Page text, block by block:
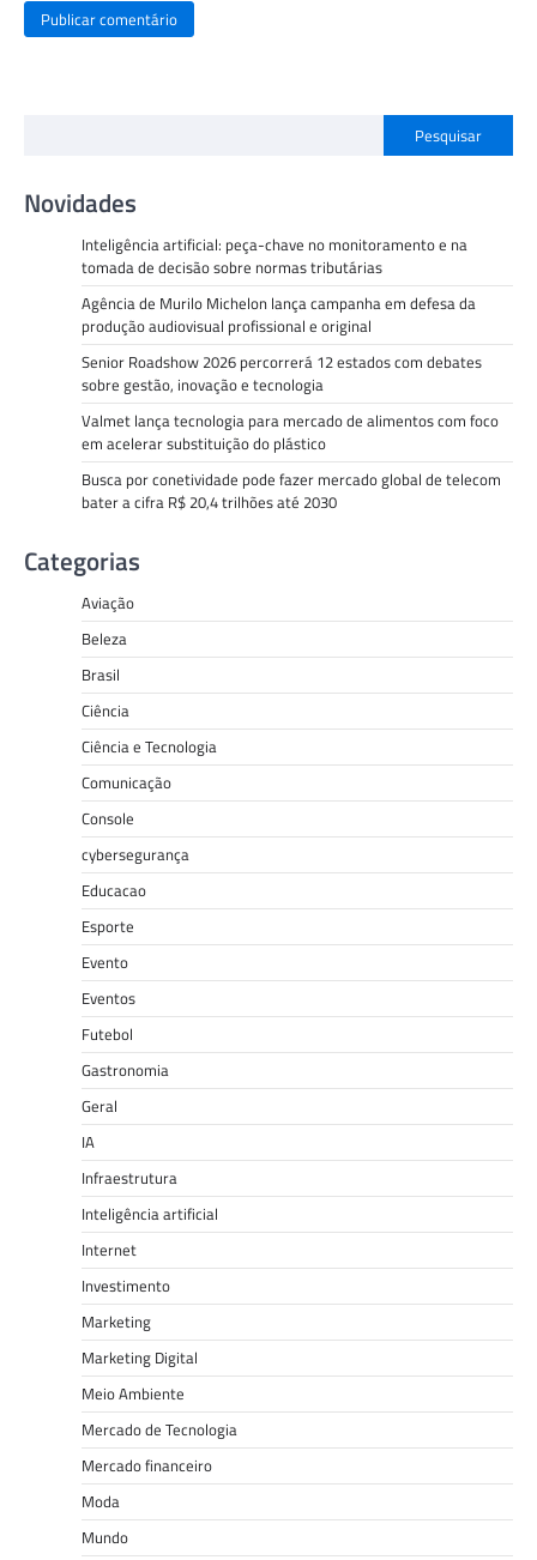
Pesquisar
Novidades
Inteligência artificial: peça-chave no monitoramento e na
tomada de decisão sobre normas tributárias
Agência de Murilo Michelon lança campanha em defesa da
produção audiovisual profissional e original
Senior Roadshow 2026 percorrerá 12 estados com debates
sobre gestão, inovação e tecnologia
Valmet lança tecnologia para mercado de alimentos com foco
em acelerar substituição do plástico
Busca por conetividade pode fazer mercado global de telecom
bater a cifra R$ 20,4 trilhões até 2030
Categorias
Aviação
Beleza
Brasil
Ciência
Ciência e Tecnologia
Comunicação
Console
cybersegurança
Educacao
Esporte
Evento
Eventos
Futebol
Gastronomia
Geral
IA
Infraestrutura
Inteligência artificial
Internet
Investimento
Marketing
Marketing Digital
Meio Ambiente
Mercado de Tecnologia
Mercado financeiro
Moda
Mundo